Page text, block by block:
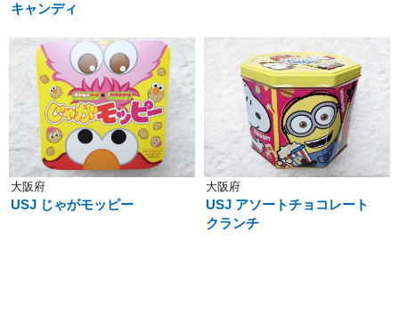
キャンディ
大阪府
USJ じゃがモッピー
大阪府
USJ アソートチョコレート
クランチ